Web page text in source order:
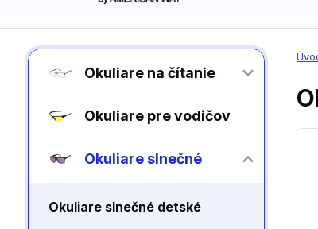
Okuliare na čítanie
Okuliare pre vodičov
Okuliare slnečné
Okuliare slnečné detské